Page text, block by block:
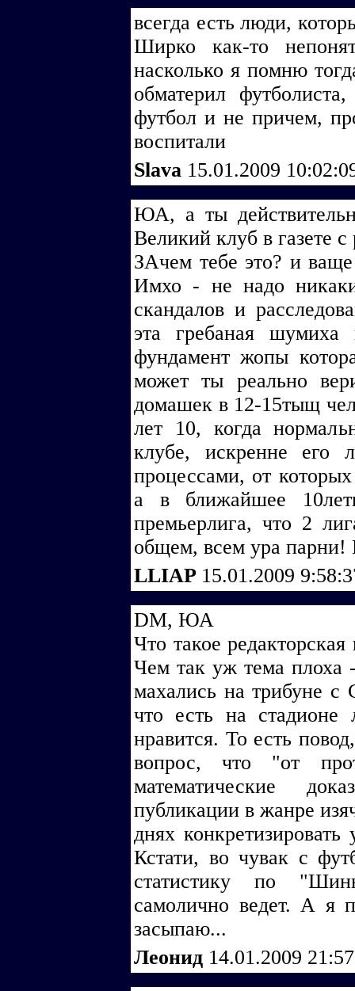
всегда есть люди,
Ширко как-то
насколько я помню
обматерил
футбол и не причем,
воспитали
Slava 15.01.2009
ЮА, а ты
Великий клуб в газете
ЗАчем тебе это? и
Имхо - не надо
скандалов и
эта гребаная
фундамент жопы
может ты реально
домашек в 12-15тыщ
лет 10, когда
клубе, искренне его
процессами, от
а в ближайшее
премьерлига, что 2
общем, всем ура
LLIAP 15.01.2009
DM, ЮА
Что такое
Чем так уж тема плоха
махались на трибуне
что есть на
нравится. То есть
вопрос, что "от
математические
публикации в жанре
днях
Кстати, во чувак с
статистику по
самолично ведет. А я
засыпаю...
Леонид 14.01.2009